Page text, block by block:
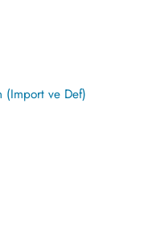
(Import ve Def)